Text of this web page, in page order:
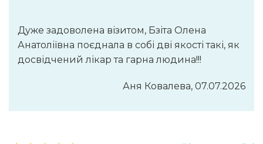
Дуже задоволена візитом, Бзіта Олена
Анатоліївна поєднала в собі дві якості такі, як
досвідчений лікар та гарна людина!!!
Аня Ковалева, 07.07.2026